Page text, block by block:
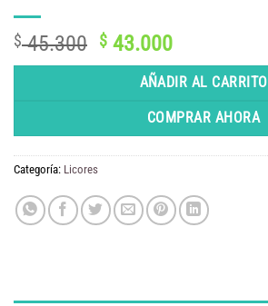
$45.300 El
precio
original
$ 45.300.
$ 43.000El
precio
actual
es:
$ 43.000.
AÑADIR AL CARRITO
COMPRAR AHORA
Categoría: Licores